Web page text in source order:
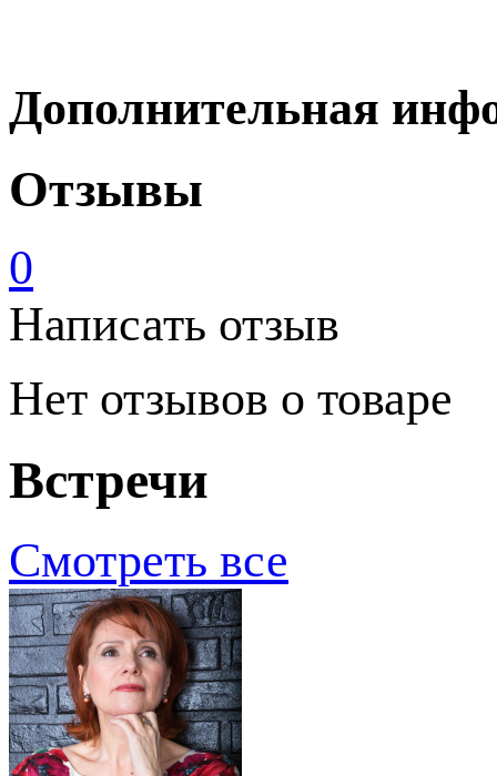
Дополнительная
Отзывы
0
Написать отзыв
Нет отзывов о товаре
Встречи
Смотреть все